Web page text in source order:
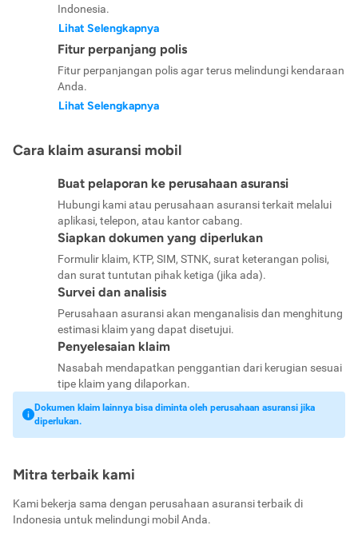
Indonesia.
Lihat Selengkapnya
Fitur perpanjang polis
Fitur perpanjangan polis agar terus melindungi kendaraan
Anda.
Lihat Selengkapnya
Cara klaim asuransi mobil
Buat pelaporan ke perusahaan asuransi
Hubungi kami atau perusahaan asuransi terkait melalui
aplikasi, telepon, atau kantor cabang.
Siapkan dokumen yang diperlukan
Formulir klaim, KTP, SIM, STNK, surat keterangan polisi,
dan surat tuntutan pihak ketiga (jika ada).
Survei dan analisis
Perusahaan asuransi akan menganalisis dan menghitung
estimasi klaim yang dapat disetujui.
Penyelesaian klaim
Nasabah mendapatkan penggantian dari kerugian sesuai
tipe klaim yang dilaporkan.
Dokumen klaim lainnya bisa diminta oleh perusahaan asuransi jika
diperlukan.
Mitra terbaik kami
Kami bekerja sama dengan perusahaan asuransi terbaik di
Indonesia untuk melindungi mobil Anda.